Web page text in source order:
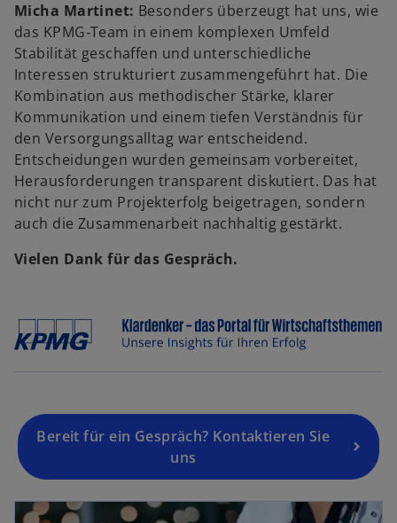
Micha Martinet: Besonders überzeugt hat uns, wie
das KPMG‑Team in einem komplexen Umfeld
Stabilität geschaffen und unterschiedliche
Interessen strukturiert zusammengeführt hat. Die
Kombination aus methodischer Stärke, klarer
Kommunikation und einem tiefen Verständnis für
den Versorgungsalltag war entscheidend.
Entscheidungen wurden gemeinsam vorbereitet,
Herausforderungen transparent diskutiert. Das hat
nicht nur zum Projekterfolg beigetragen, sondern
auch die Zusammenarbeit nachhaltig gestärkt.
Vielen Dank für das Gespräch.
Bereit für ein Gespräch? Kontaktieren Sie
uns